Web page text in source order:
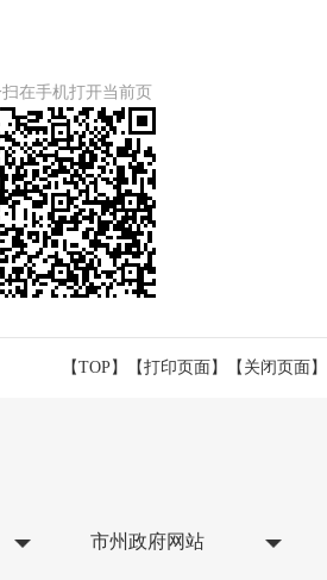
在手机打开当前页
【TOP】 【打印页面】【 关闭页面】
市州政府网站